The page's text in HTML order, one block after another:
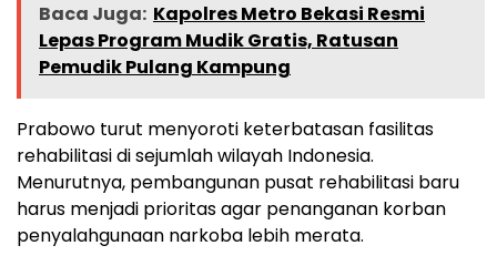
Baca Juga: Kapolres Metro Bekasi Resmi
Lepas Program Mudik Gratis, Ratusan
Pemudik Pulang Kampung
Prabowo turut menyoroti keterbatasan fasilitas
rehabilitasi di sejumlah wilayah Indonesia.
Menurutnya, pembangunan pusat rehabilitasi baru
harus menjadi prioritas agar penanganan korban
penyalahgunaan narkoba lebih merata.